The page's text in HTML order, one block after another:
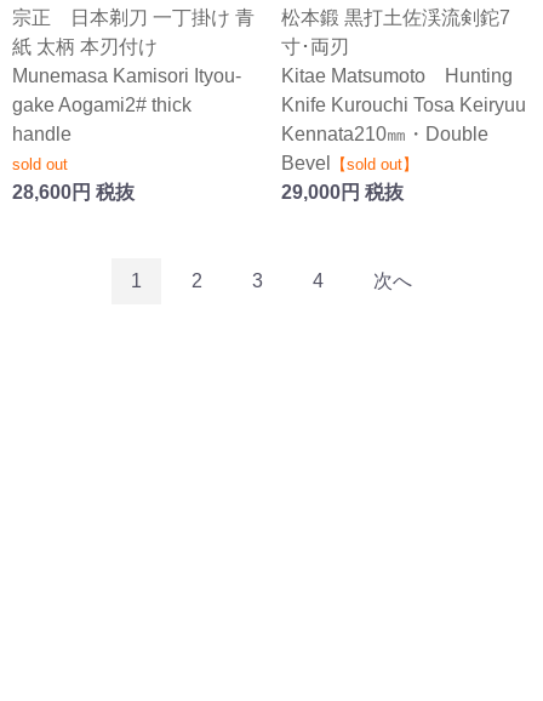
宗正 日本剃刀 一丁掛け 青
紙 太柄 本刃付け
Munemasa Kamisori Ityou-
gake Aogami2# thick
handle
sold out
28,600円 税抜
松本鍛 黒打土佐渓流剣鉈7
寸･両刃
Kitae Matsumoto Hunting
Knife Kurouchi Tosa Keiryuu
Kennata210㎜・Double
Bevel
【sold out】
29,000円 税抜
1 2 3 4 次へ